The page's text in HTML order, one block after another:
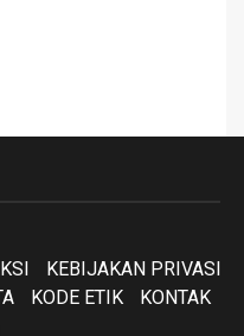
KEBIJAKAN PRIVASI
KODE ETIK KONTAK